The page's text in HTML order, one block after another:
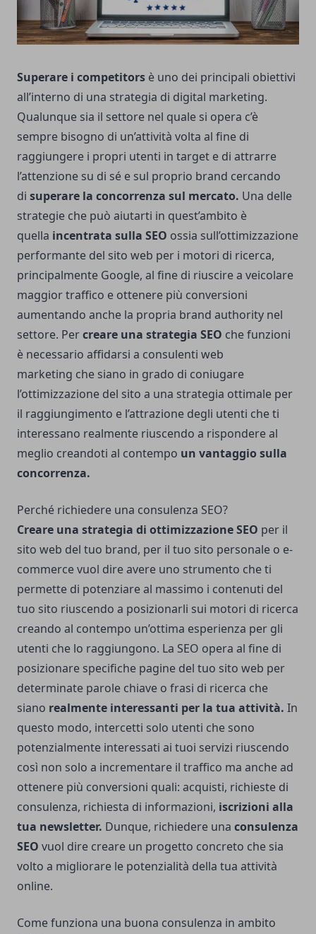
Superare i competitors è uno dei principali obiettivi
all’interno di una strategia di digital marketing.
Qualunque sia il settore nel quale si opera c’è
sempre bisogno di un’attività volta al fine di
raggiungere i propri utenti in target e di attrarre
l’attenzione su di sé e sul proprio brand cercando
di superare la concorrenza sul mercato. Una delle
strategie che può aiutarti in quest’ambito è
quella incentrata sulla SEO ossia sull’ottimizzazione
performante del sito web per i motori di ricerca,
principalmente Google, al fine di riuscire a veicolare
maggior traffico e ottenere più conversioni
aumentando anche la propria brand authority nel
settore. Percreare una strategia SEO che funzioni
è necessario affidarsi a consulenti web
marketing che siano in grado di coniugare
l’ottimizzazione del sito a una strategia ottimale per
il raggiungimento e l’attrazione degli utenti che ti
interessano realmente riuscendo a rispondere al
meglio creandoti al contempo un vantaggio sulla
concorrenza.
Perché richiedere una consulenza SEO?
Creare una strategia di ottimizzazione SEO per il
sito web del tuo brand, per il tuo sito personale o e-
commerce vuol dire avere uno strumento che ti
permette di potenziare al massimo i contenuti del
tuo sito riuscendo a posizionarli sui motori di ricerca
creando al contempo un’ottima esperienza per gli
utenti che lo raggiungono. La SEO opera al fine di
posizionare specifiche pagine del tuo sito web per
determinate parole chiave o frasi di ricerca che
siano realmente interessanti per la tua attività. In
questo modo, intercetti solo utenti che sono
potenzialmente interessati ai tuoi servizi riuscendo
così non solo a incrementare il traffico ma anche ad
ottenere più conversioni quali: acquisti, richieste di
consulenza, richiesta di informazioni, iscrizioni alla
tua newsletter. Dunque, richiedere una consulenza
SEO vuol dire creare un progetto concreto che sia
volto a migliorare le potenzialità della tua attività
online.
Come funziona una buona consulenza in ambito